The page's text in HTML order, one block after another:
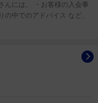
んには、 ・お客様の入会事
中でのアドバイス など、